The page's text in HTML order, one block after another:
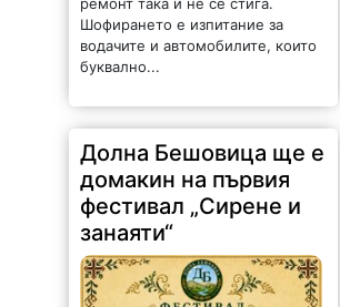
Долна Бешовица ще е
домакин на първия
фестивал „Сирене и
занаяти“